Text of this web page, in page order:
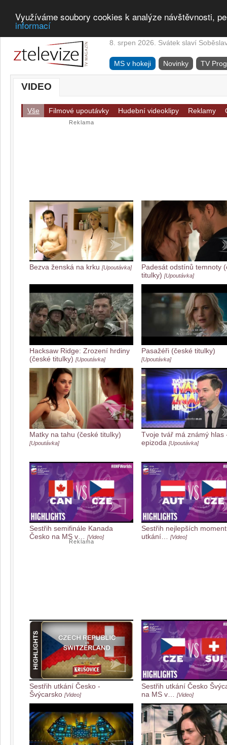
Využíváme soubory cookies k analýze návštěvnosti,
informací
8. srpen 2026. Svátek slaví
MS v hokeji Novinky TV
VIDEO
Vše Filmové upoutávky Hudební videoklipy Reklamy
Reklama
Bezva ženská na krku [Upoutávka]
Padesát odstínů temnoty
titulky) [Upoutávka]
Hacksaw Ridge: Zrození hrdiny
(české titulky) [Upoutávka]
Pasažéři (české titulky)
[Upoutávka]
Matky na tahu (české titulky)
[Upoutávka]
Tvoje tvář má známý hlas
epizoda [Upoutávka]
Sestřih semifinále Kanada
Česko na MS v…
[Video]
Sestřih nejlepších
utkání…
[Video]
Reklama
Sestřih utkání Česko -
Švýcarsko [Video]
Sestřih utkání Česko
na MS v…
[Video]